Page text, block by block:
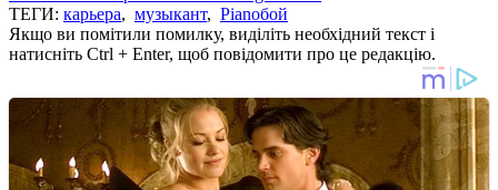
ТЕГИ: карьера, музыкант, Pianoбой
Якщо ви помітили помилку, виділіть необхідний текст і
натисніть Ctrl + Enter, щоб повідомити про це редакцію.